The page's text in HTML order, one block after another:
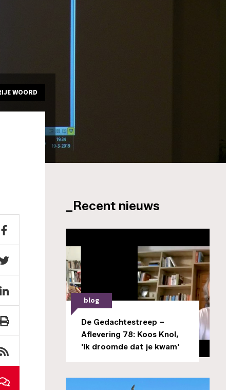
WOORD
_Recent nieuws
blog
De Gedachtestreep –
Aflevering 78: Koos Knol,
'Ik droomde dat je kwam'